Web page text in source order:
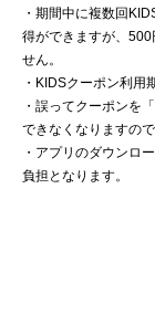
・期間中に複数回
得ができますが、
せん。
・KIDSクーポン利用
・誤ってクーポンを
できなくなりますの
・アプリのダウンロ
負担となります。